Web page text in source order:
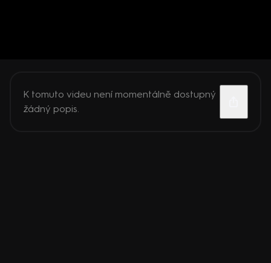
K tomuto videu není momentálně dostupný
žádný popis.